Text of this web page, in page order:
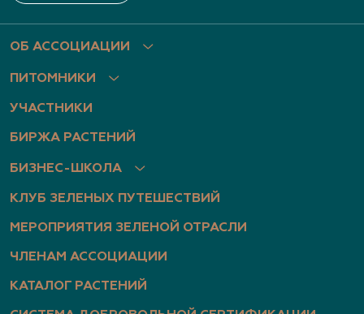
ОБ АССОЦИАЦИИ
ПИТОМНИКИ
УЧАСТНИКИ
БИРЖА РАСТЕНИЙ
БИЗНЕС-ШКОЛА
КЛУБ ЗЕЛЕНЫХ ПУТЕШЕСТВИЙ
МЕРОПРИЯТИЯ ЗЕЛЕНОЙ ОТРАСЛИ
ЧЛЕНАМ АССОЦИАЦИИ
КАТАЛОГ РАСТЕНИЙ